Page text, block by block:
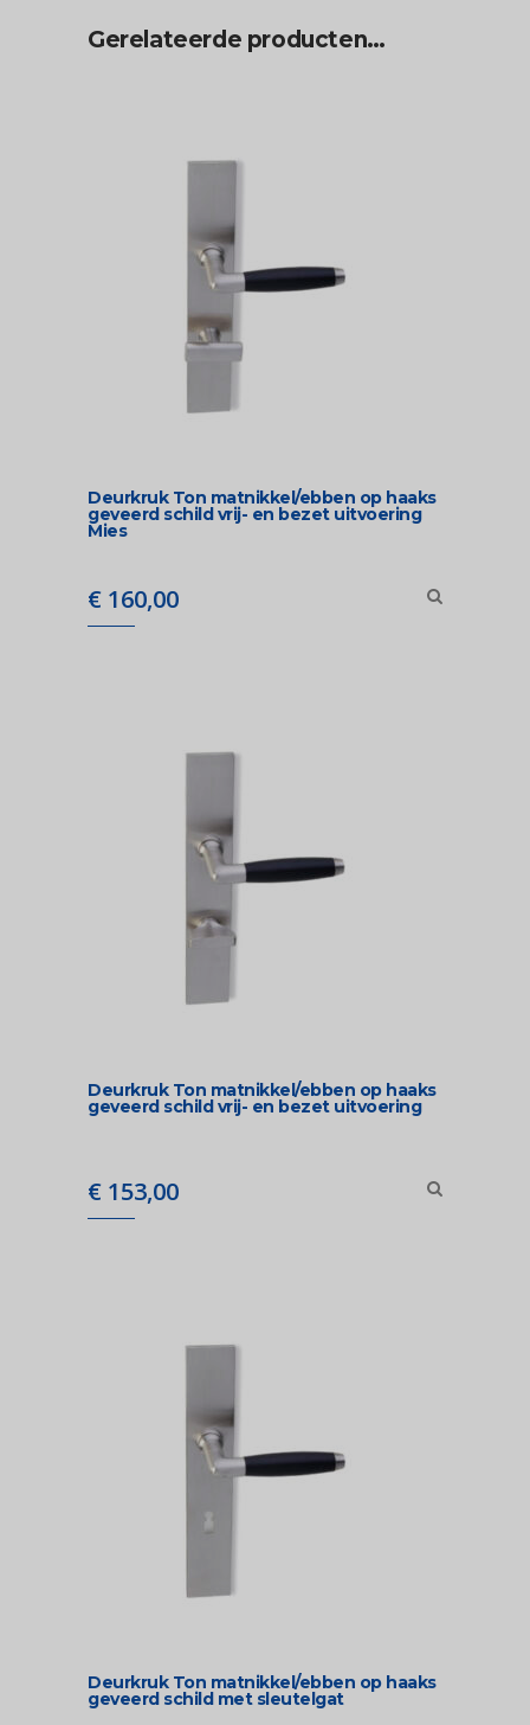
Gerelateerde producten…
Deurkruk Ton matnikkel/ebben op haaks
geveerd schild vrij- en bezet uitvoering
Mies
€ 160,00
Deurkruk Ton matnikkel/ebben op haaks
geveerd schild vrij- en bezet uitvoering
€ 153,00
Deurkruk Ton matnikkel/ebben op haaks
geveerd schild met sleutelgat